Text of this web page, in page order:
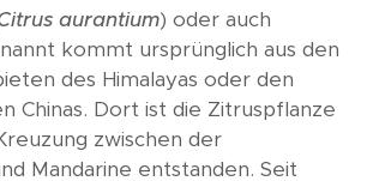
aurantium) oder auch
kommt ursprünglich aus den
des Himalayas oder den
Chinas. Dort ist die Zitruspflanze
zwischen der
Mandarine entstanden. Seit